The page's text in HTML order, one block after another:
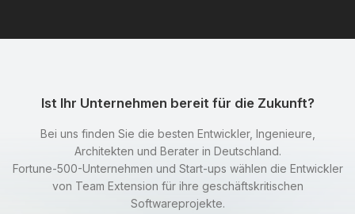
Ist Ihr Unternehmen bereit für die Zukunft?
Bei uns finden Sie die besten Entwickler, Ingenieure,
Architekten und Berater in Deutschland.
Fortune-500-Unternehmen und Start-ups wählen die Entwickler
von Team Extension für ihre geschäftskritischen
Softwareprojekte.